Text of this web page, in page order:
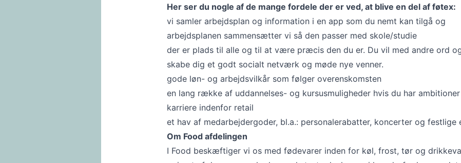
Her ser du nogle af de mange fordele der er ved, at blive en del af føtex:
vi samler arbejdsplan og information i en app som du nemt kan tilgå og
arbejdsplanen sammensætter vi så den passer med skole/studie
der er plads til alle og til at være præcis den du er. Du vil med andre ord
skabe dig et godt socialt netværk og møde nye venner.
gode løn- og arbejdsvilkår som følger overenskomsten
en lang række af uddannelses- og kursusmuligheder hvis du har
karriere indenfor retail
et hav af medarbejdergoder, bl.a.: personalerabatter, koncerter og festlige
Om Food afdelingen
I Food beskæftiger vi os med fødevarer inden for køl, frost, tør og